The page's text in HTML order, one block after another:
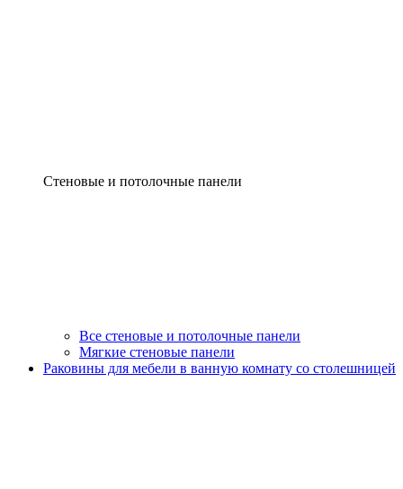
Стеновые и потолочные панели
Все стеновые и потолочные панели
Мягкие стеновые панели
Раковины для мебели в ванную комнату со столешницей